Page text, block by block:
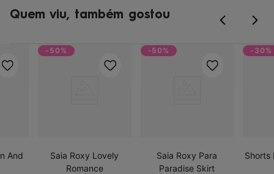
Quem viu, também gostou
And
-50%
Saia Roxy Lovely
Romance
-50%
Saia Roxy Para
Paradise Skirt
-30%
Shorts